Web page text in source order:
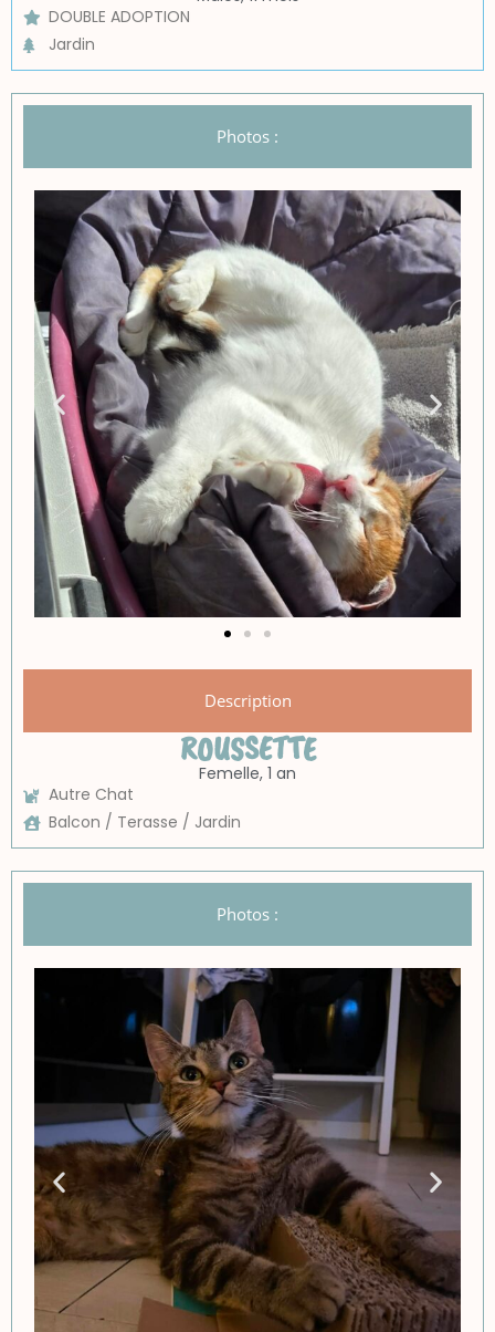
DOUBLE ADOPTION
Jardin
Photos :
Description
ROUSSETTE
Femelle, 1 an
Autre Chat
Balcon / Terasse / Jardin
Photos :